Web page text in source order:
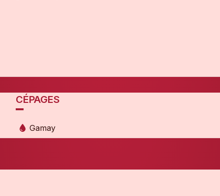
CÉPAGES
Gamay